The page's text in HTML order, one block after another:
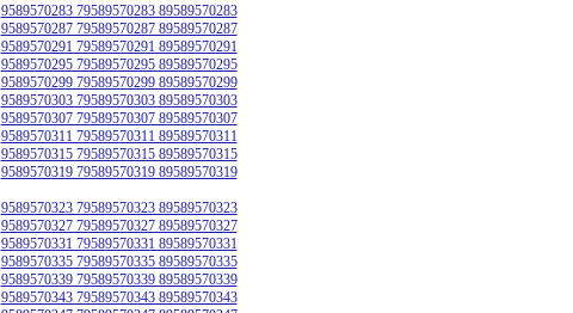
9589570283 79589570283 89589570283
9589570287 79589570287 89589570287
9589570291 79589570291 89589570291
9589570295 79589570295 89589570295
9589570299 79589570299 89589570299
9589570303 79589570303 89589570303
9589570307 79589570307 89589570307
9589570311 79589570311 89589570311
9589570315 79589570315 89589570315
9589570319 79589570319 89589570319
9589570323 79589570323 89589570323
9589570327 79589570327 89589570327
9589570331 79589570331 89589570331
9589570335 79589570335 89589570335
9589570339 79589570339 89589570339
9589570343 79589570343 89589570343